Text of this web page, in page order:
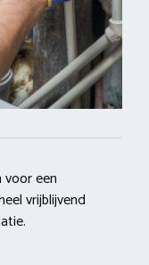
een
vrijblijvend